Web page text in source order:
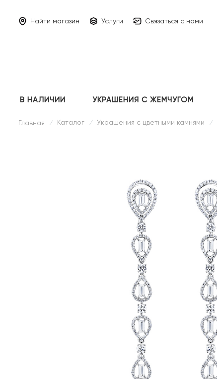
Найти магазин Услуги Связаться с нами
В НАЛИЧИИ УКРАШЕНИЯ С ЖЕМЧУГОМ
Главная / Каталог / Украшения с цветными камнями /